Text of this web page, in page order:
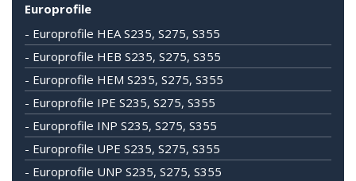
Europrofile
- Europrofile HEA S235, S275, S355
- Europrofile HEB S235, S275, S355
- Europrofile HEM S235, S275, S355
- Europrofile IPE S235, S275, S355
- Europrofile INP S235, S275, S355
- Europrofile UPE S235, S275, S355
- Europrofile UNP S235, S275, S355